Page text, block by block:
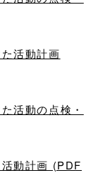
活動計画
活動の点検・
動計画 (PDF